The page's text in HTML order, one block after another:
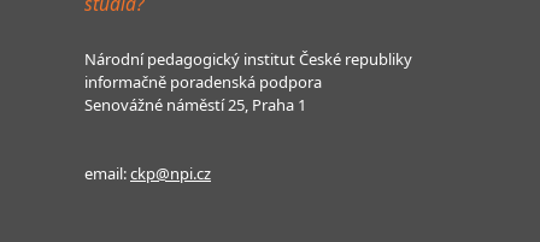
Národní pedagogický institut České republiky
informačně poradenská podpora
Senovážné náměstí 25, Praha 1
email:ckp@npi.cz